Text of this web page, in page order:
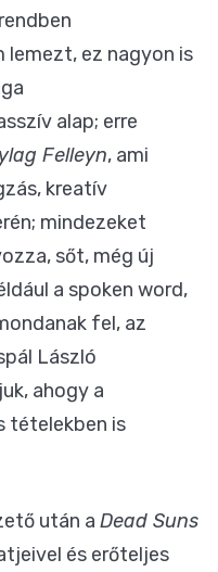
lemezt, ez nagyon is
alap; erre
Felleyn, ami
kreatív
mindezeket
sőt, még új
a spoken word,
fel, az
László
ahogy a
tételekben is
után a Dead Suns
és erőteljes